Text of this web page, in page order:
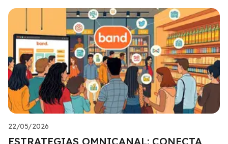
22/05/2026
ESTRATEGIAS OMNICANAL: CONECTA